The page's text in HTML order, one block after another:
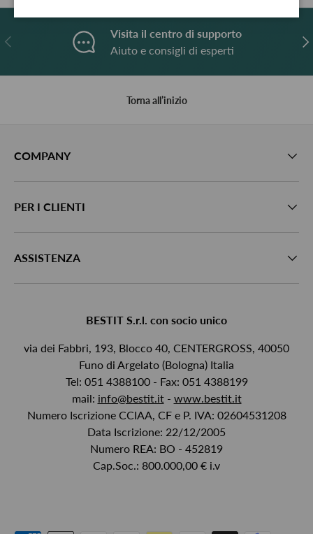
Indietro
Visita il centro di supporto
Aiuto e consigli di esperti
Torna all’inizio
COMPANY
PER I CLIENTI
ASSISTENZA
BESTIT S.r.l. con socio unico
via dei Fabbri, 193, Blocco 40, CENTERGROSS, 40050
Funo di Argelato (Bologna) Italia
Tel: 051 4388100 - Fax: 051 4388199
mail: info@bestit.it- www.bestit.it
Numero Iscrizione CCIAA, CF e P. IVA: 02604531208
Data Iscrizione: 22/12/2005
Numero REA: BO - 452819
Cap.Soc.: 800.000,00 € i.v